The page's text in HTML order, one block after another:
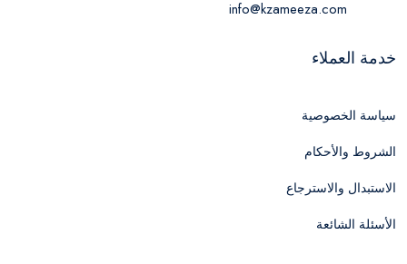
info@kzameeza.com
خدمة العملاء
سياسة الخصوصية
الشروط والأحكام
الاستبدال والاسترجاع
الأسئلة الشائعة